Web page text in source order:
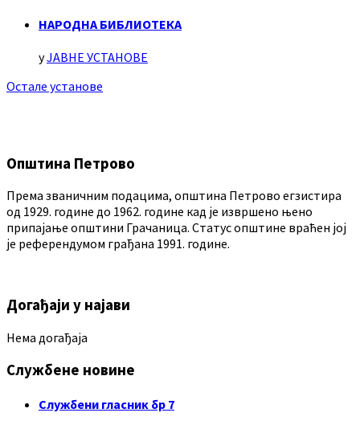
НАРОДНА БИБЛИОТЕКА
уЈАВНЕ УСТАНОВЕ
Остале установе
Општина Петрово
Према званичним подацима, општина Петрово егзистира
од 1929. године до 1962. године кад је извршено њено
припајање општини Грачаница. Статус општине враћен јој
је референдумом грађана 1991. године.
Догађаји у најави
Нема догађаја
Службене новине
Службени гласник бр 7